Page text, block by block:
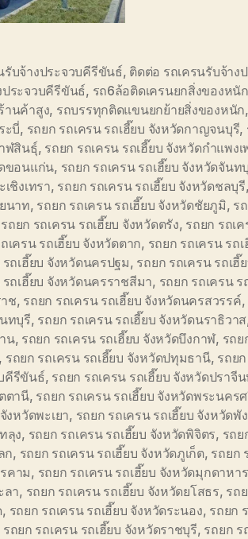
รับจ้างประจวบคีรีขันธ์, ติดต่อ รถเครนรับจ้าง
ประจวบคีรีขันธ์, รถ6ล้อติดเครนยกสิ่งของหนั
านค้าสูง, รถบรรทุกติดแขนยกย้ายสิ่งของหนัก,
ะบี่, รถยก รถเครน รถเฮี๊ยบ จังหวัดกาญจนบุรี,
ฬสินธุ์, รถยก รถเครน รถเฮี๊ยบ จังหวัดกำแพง
ขอนแก่น, รถยก รถเครน รถเฮี๊ยบ จังหวัดจันท
ชิงเทรา, รถยก รถเครน รถเฮี๊ยบ จังหวัดชลบุรี,
นาท, รถยก รถเครน รถเฮี๊ยบ จังหวัดชัยภูมิ, ร
รถยก รถเครน รถเฮี๊ยบ จังหวัดตรัง, รถยก รถเ
เครน รถเฮี๊ยบ จังหวัดตาก, รถยก รถเครน รถ
ถเฮี๊ยบ จังหวัดนครปฐม, รถยก รถเครน รถเ
รถเฮี๊ยบ จังหวัดนครราชสีมา, รถยก รถเครน ร
ช, รถยก รถเครน รถเฮี๊ยบ จังหวัดนครสวรรค์,
ทบุรี, รถยก รถเครน รถเฮี๊ยบ จังหวัดนราธิวาส
น, รถยก รถเครน รถเฮี๊ยบ จังหวัดบึงกาฬ, รถย
, รถยก รถเครน รถเฮี๊ยบ จังหวัดปทุมธานี, รถย
คีรีขันธ์, รถยก รถเครน รถเฮี๊ยบ จังหวัดปราจี
ตานี, รถยก รถเครน รถเฮี๊ยบ จังหวัดพระนคร
งหวัดพะเยา, รถยก รถเครน รถเฮี๊ยบ จังหวัดพั
ลุง, รถยก รถเครน รถเฮี๊ยบ จังหวัดพิจิตร, รถย
ก, รถยก รถเครน รถเฮี๊ยบ จังหวัดภูเก็ต, รถยก
คาม, รถยก รถเครน รถเฮี๊ยบ จังหวัดมุกดาหาร
ลา, รถยก รถเครน รถเฮี๊ยบ จังหวัดยโสธร, รถ
, รถยก รถเครน รถเฮี๊ยบ จังหวัดระนอง, รถยก
รถยก รถเครน รถเฮี๊ยบ จังหวัดราชบุรี, รถยก ร